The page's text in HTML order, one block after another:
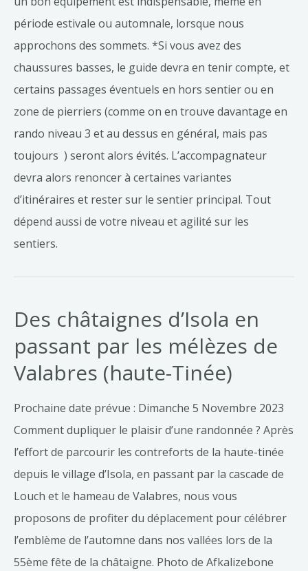
période estivale ou automnale, lorsque nous
approchons des sommets. *Si vous avez des
chaussures basses, le guide devra en tenir compte, et
certains passages éventuels en hors sentier ou en
zone de pierriers (comme on en trouve davantage en
rando niveau 3 et au dessus en général, mais pas
toujours ) seront alors évités. L’accompagnateur
devra alors renoncer à certaines variantes
d’itinéraires et rester sur le sentier principal. Tout
dépend aussi de votre niveau et agilité sur les
sentiers.
Des châtaignes d’Isola en
passant par les mélèzes de
Valabres (haute-Tinée)
Prochaine date prévue : Dimanche 5 Novembre 2023
Comment dupliquer le plaisir d’une randonnée ? Après
l’effort de parcourir les contreforts de la haute-tinée
depuis le village d’Isola, en passant par la cascade de
Louch et le hameau de Valabres, nous vous
proposons de profiter du déplacement pour célébrer
l’emblème de l’automne dans nos vallées lors de la
55ème fête de la châtaigne. Photo de Afkalizebone